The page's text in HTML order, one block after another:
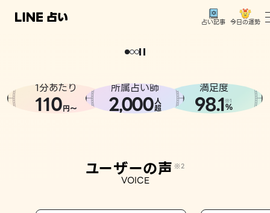
占い記事 今日の運勢
相談事例
どうせなら
。
1分あたり
110円〜
所属占い師
2,000人
超
満足度
98.1※1
%
ユーザーの声 ※2
VOICE